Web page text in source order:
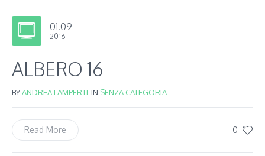
01.09
2016
ALBERO 16
BYANDREA LAMPERTI IN SENZA CATEGORIA
0
Read More